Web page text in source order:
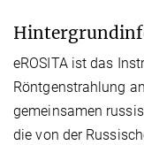
eROSITA ist das
Röntgenstrahlung
gemeinsamen
die von der